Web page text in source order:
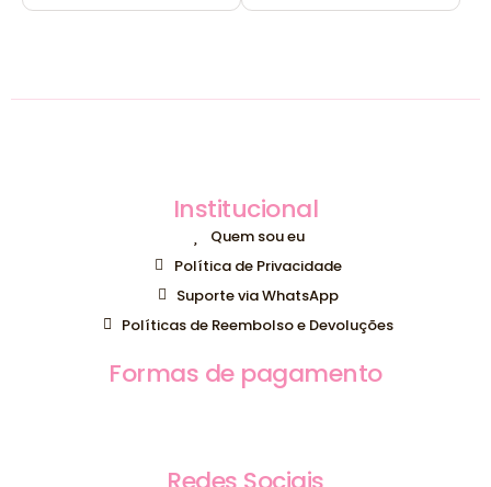
Institucional
Quem sou eu
Política de Privacidade
Suporte via WhatsApp
Políticas de Reembolso e Devoluções
Formas de pagamento